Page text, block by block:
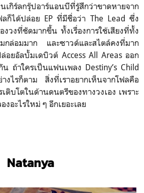
เกิร์ลกรุ๊ปอาร์แอนบีที่รู้สึกว่าขาดหายจาก
ก็ได้ปล่อย EP ที่มีชื่อว่า The Lead ซึ่ง
งวงที่ชัดมากขึ้น ทั้งเรื่องการใช้เสียงที่ทั้ง
กล่อมมาก และซาวด์และสไตล์คงที่มาก
ยอัลบั้มเดบิวต์ Access All Areas ออก
ถ้าใครเป็นแฟนเพลง Destiny’s Child
งไรก็ตาม สิ่งที่เราอยากเห็นจากโฟลคือ
ติบโตในด้านดนตรีของทางวงเอง เพราะ
อะไรใหม่ ๆ อีกเยอะเลย
Natanya